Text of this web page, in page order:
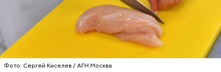
Фото: Сергей Киселев / АГН Москва
Ингредиенты: